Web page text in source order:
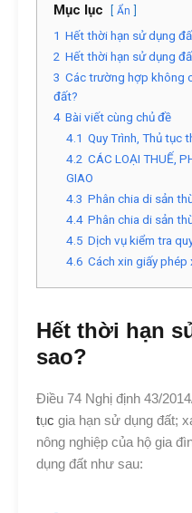
Mục lục Ẩn
1 Hết thời hạn sử dụng
2 Hết thời hạn sử dụng
3 Các trường hợp không
đất?
4 Bài viết cùng chủ đề
4.1 Quy Trình, Thủ tục
4.2 CÁC LOẠI THUẾ,
GIAO
4.3 Phân chia di sản
4.4 Phân chia di sản
4.5 Dịch vụ kiểm tra
4.6 Cách xin giấy
Hết thời hạn
sao?
Điều 74 Nghị định 43/
tục gia hạn sử dụng đất;
nông nghiệp của hộ gia
dụng đất như sau: